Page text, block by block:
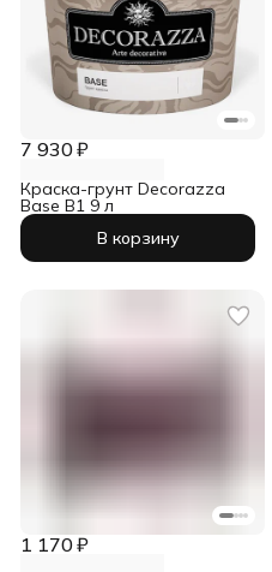
7 930 ₽
Краска-грунт Decorazza
Base B1 9 л
В корзину
1 170 ₽